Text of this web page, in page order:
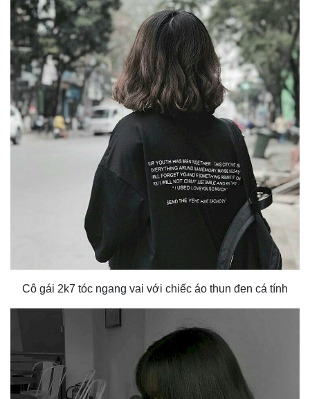
Cô gái 2k7 tóc ngang vai với chiếc áo thun đen cá tính